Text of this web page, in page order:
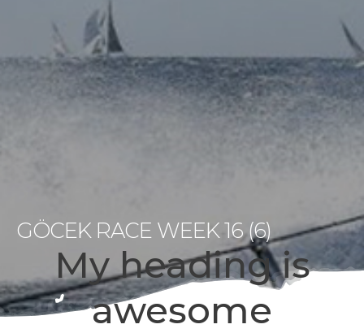
GÖCEK RACE WEEK 16 (6)
My heading is
awesome